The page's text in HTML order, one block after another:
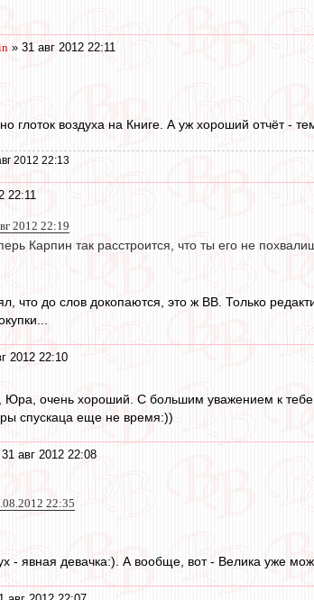
» 31 авг 2012 22:11
глоток воздуха на Книге. А уж хороший отчёт -
2012 22:13
22:11
2012 22:19
Карпин так расстроится, что ты его не
что до слов докопаются, это ж ВВ. Только
2012 22:10
очень хороший. С большим уважением к тебе
спускаца еще не время:))
авг 2012 22:08
22:35
- явная девачка:). А вообще, вот - Велика уже